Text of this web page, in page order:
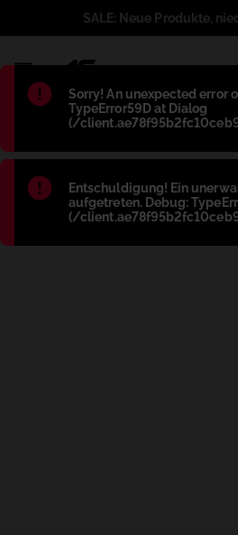
Błąd:
Sorry! An unexpected error
TypeError59D at Dialog
(/
Błąd:
Entschuldigung! Ein
aufgetreten. Debug:
(/
SALE: Neue Produkte,